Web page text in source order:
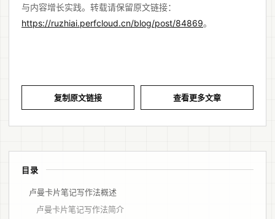
与内容增长实践。转载请保留原文链接：
https://ruzhiai.perfcloud.cn/blog/post/84869。
复制原文链接 查看更多文章
目录
卢曼卡片笔记写作法概述
卢曼卡片笔记写作法简介